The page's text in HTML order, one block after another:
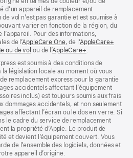
d’un appareil de remplacement
vol n’est pas garantie et est soumise à
varier en fonction de la région, du
Pour des informations,
de l’AppleCare One(s’ouvre
dans
nouvelle
fenêtre)
, de l’AppleCare+
ou de vol (s’ouvre
dans
une
nouvelle
fenêtre)
ou de l’AppleCare+(s’ouvre
dans
une
nouvelle
fenêtre)
.
est soumis à des conditions de
législation locale au moment où vous
remplacement express pour la garantie
accidentels affectant l’équipement
inclus) est toujours soumis aux frais
dommages accidentels, et non seulement
affectant l’écran ou le dos en verre. Si
le cadre du service de remplacement
la propriété d’Apple. Le produit de
et devient l’équipement couvert. Vous
de l’ensemble des logiciels, données et
appareil d’origine.